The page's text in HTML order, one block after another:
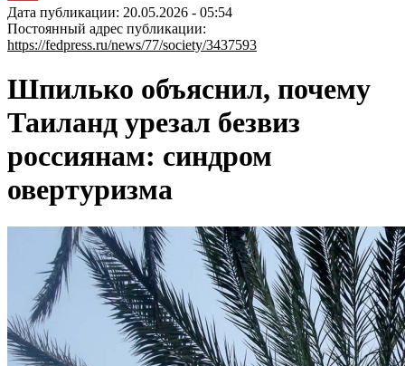
Дата публикации: 20.05.2026 - 05:54
Постоянный адрес публикации:
https://fedpress.ru/news/77/society/3437593
Шпилько объяснил, почему
Таиланд урезал безвиз
россиянам: синдром
овертуризма